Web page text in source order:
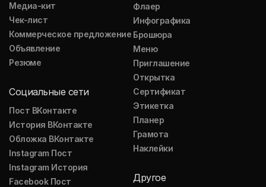
Медиа-кит
Чек-лист
Коммерческое предложение
Объявление
Резюме
Социальные сети
Пост ВКонтакте
История ВКонтакте
Обложка ВКонтакте
Instagram Пост
Instagram История
Facebook Пост
Флаер
Инфографика
Брошюра
Меню
Приглашение
Открытка
Сертификат
Этикетка
Планер
Грамота
Наклейки
Другое